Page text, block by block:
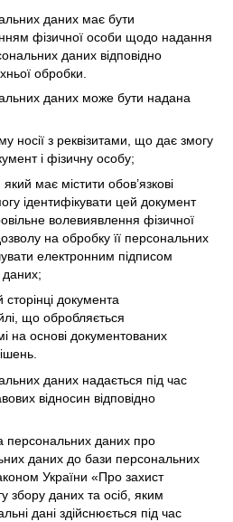
даних має бути
фізичної особи щодо надання
даних відповідно
обробки.
даних може бути надана
носії з реквізитами, що дає змогу
і фізичну особу;
має містити обов’язкові
ідентифікувати цей документ
волевиявлення фізичної
на обробку її персональних
електронним підписом
даних;
сторінці документа
що обробляється
на основі документованих
даних надається під час
відносин відповідно
персональних даних про
даних до бази персональних
України «Про захист
збору даних та осіб, яким
дані здійснюється під час